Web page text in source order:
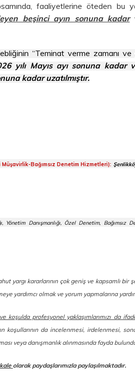
faaliyetlerine öteden bu
beşinci ayın sonuna kadar
“Teminat verme zamanı ve
yılı Mayıs ayı sonuna kadar
kadar uzatılmıştır.
Bağımsız Denetim Hizmetleri):
Danışmanlığı, Özel Denetim, Bağımsız
kararlarının çok geniş ve kapsamlı bir
yardımcı olmak ve yorum yapmalarına
profesyonel yaklaşımlarımızı da
koşullarının da incelenmesi, irdelenmesi,
veya danışmanlık alınmasında fayda
olarak paydaşlarımızla paylaşılmaktadır.